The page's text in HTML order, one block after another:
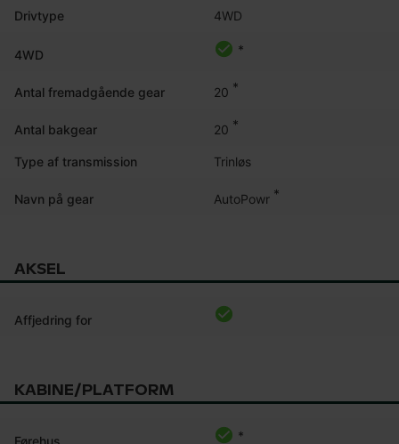
Drivtype 4WD
4WD *
Antal fremadgående gear 20 *
Antal bakgear 20 *
Type af transmission Trinløs
Navn på gear AutoPowr *
AKSEL
Affjedring for
KABINE/PLATFORM
Førehus *